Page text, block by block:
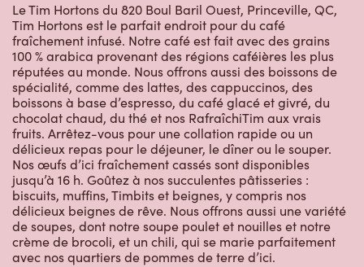
Le Tim Hortons du 820 Boul Baril Ouest, Princeville, QC,
Tim Hortons est le parfait endroit pour du café
fraîchement infusé. Notre café est fait avec des grains
100 % arabica provenant des régions caféières les plus
réputées au monde. Nous offrons aussi des boissons de
spécialité, comme des lattes, des cappuccinos, des
boissons à base d’espresso, du café glacé et givré, du
chocolat chaud, du thé et nos RafraîchiTim aux vrais
fruits. Arrêtez-vous pour une collation rapide ou un
délicieux repas pour le déjeuner, le dîner ou le souper.
Nos œufs d’ici fraîchement cassés sont disponibles
jusqu’à 16 h. Goûtez à nos succulentes pâtisseries :
biscuits, muffins, Timbits et beignes, y compris nos
délicieux beignes de rêve. Nous offrons aussi une variété
de soupes, dont notre soupe poulet et nouilles et notre
crème de brocoli, et un chili, qui se marie parfaitement
avec nos quartiers de pommes de terre d’ici.